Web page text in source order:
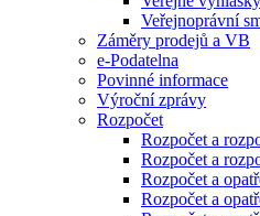
Veřejnoprávní
Záměry prodejů a VB
e-Podatelna
Povinné informace
Výroční zprávy
Rozpočet
Rozpočet a
Rozpočet a
Rozpočet a
Rozpočet a